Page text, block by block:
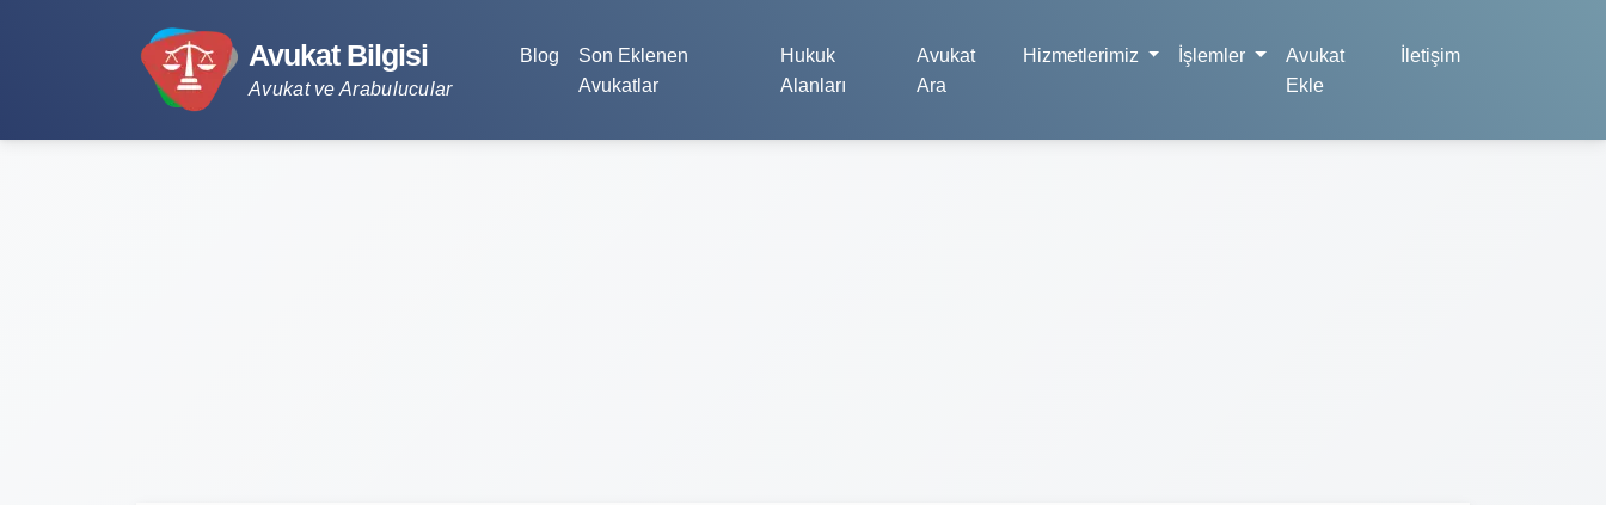
Avukat Bilgisi
Avukat ve Arabulucular
Blog
Son Eklenen
Avukatlar
Hukuk
Alanları
Avukat
Ara
Hizmetlerimiz İşlemler
Avukat
Ekle
İletişim